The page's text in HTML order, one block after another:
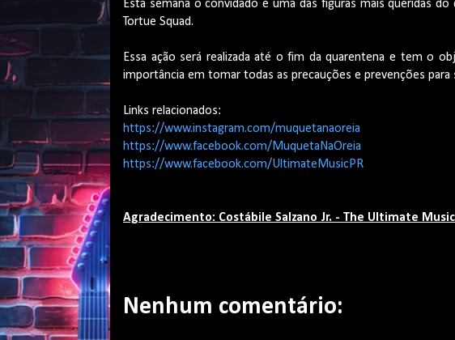
Esta semana o convidado é uma das figuras mais queridas
Tortue Squad.
Essa ação será realizada até o fim da quarentena e tem o
importância em tomar todas as precauções e prevenções para
Links relacionados:
https://www.instagram.com/muquetanaoreia
https://www.facebook.com/MuquetaNaOreia
https://www.facebook.com/UltimateMusicPR
Agradecimento: Costábile Salzano Jr. - The Ultimate Music
Nenhum comentário: